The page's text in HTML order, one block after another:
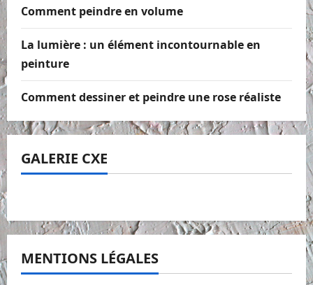
Comment peindre en volume
La lumière : un élément incontournable en
peinture
Comment dessiner et peindre une rose réaliste
GALERIE CXE
MENTIONS LÉGALES